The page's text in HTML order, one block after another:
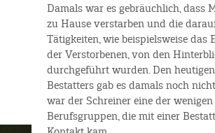
Damals war es gebräuchlich, dass
zu Hause verstarben und die
Tätigkeiten, wie beispielsweise das
der Verstorbenen, von den
durchgeführt wurden. Den
Bestatters gab es damals noch
war der Schreiner eine der wenigen
Berufsgruppen, die mit einer